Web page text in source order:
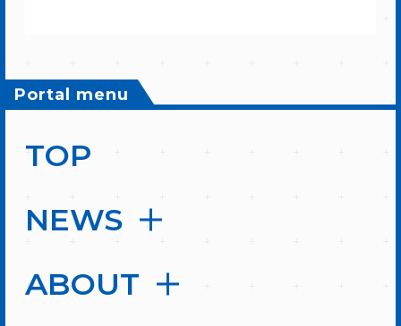
Portal menu
TOP
NEWS
ABOUT